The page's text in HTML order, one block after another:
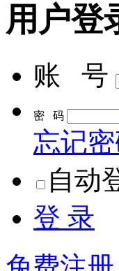
用户登
账 号
密 码
忘记密
自动
登 录